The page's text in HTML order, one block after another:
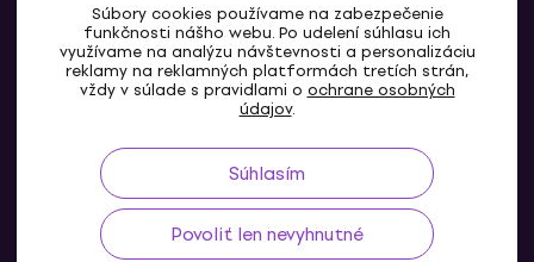
Súbory cookies používame na zabezpečenie
funkčnosti nášho webu. Po udelení súhlasu ich
využívame na analýzu návštevnosti a personalizáciu
reklamy na reklamných platformách tretích strán,
vždy v súlade s pravidlami o ochrane osobných
údajov.
Súhlasím
Povoliť len nevyhnutné
SK